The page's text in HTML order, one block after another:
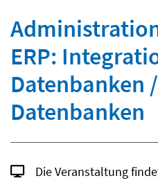
ERP:
Datenbanken
Datenbanken
Die Veranstaltung